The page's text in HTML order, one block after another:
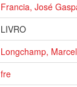
Francia, José
LIVRO
Longchamp,
fre